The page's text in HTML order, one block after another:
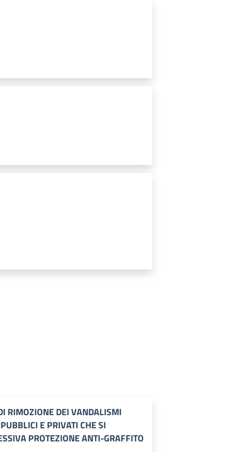
RIMOZIONE DEI VANDALISMI
E PRIVATI CHE SI
PROTEZIONE ANTI-GRAFFITO